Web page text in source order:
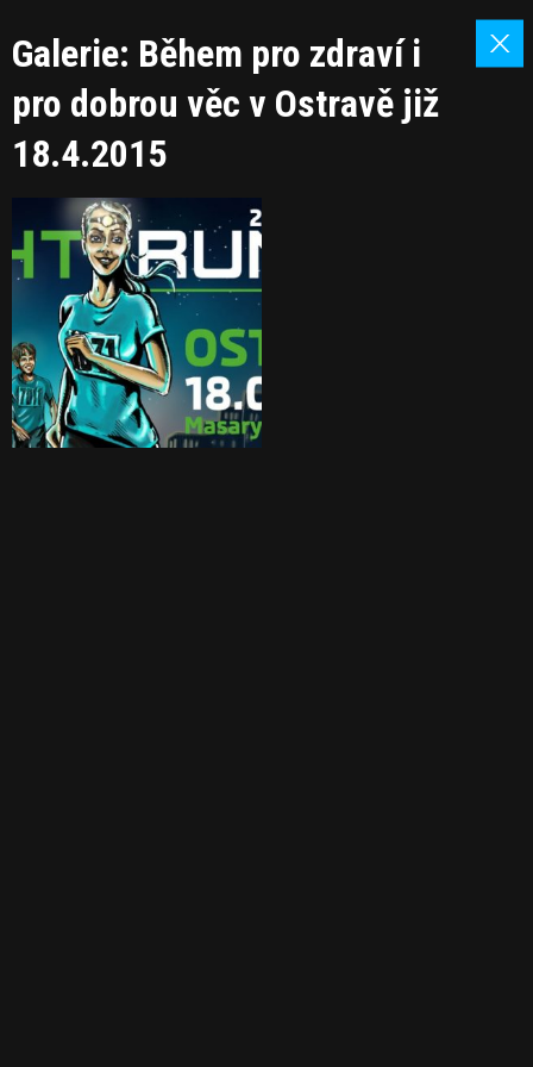
Galerie: Během pro zdraví i
pro dobrou věc v Ostravě již
18.4.2015